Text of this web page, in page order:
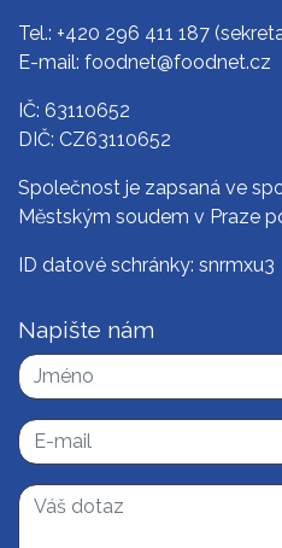
Tel.: +420 296 411 187
E-mail: foodnet@foodnet.cz
IČ: 63110652
DIČ: CZ63110652
Společnost je zapsaná ve
Městským soudem v Praze
ID datové schránky: snrmxu3
Napište nám